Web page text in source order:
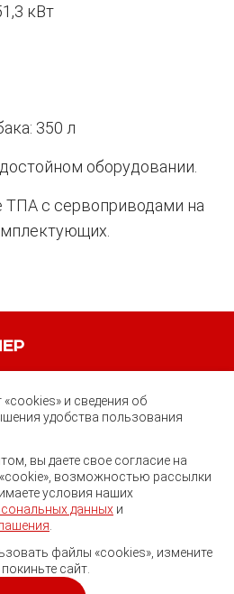
Георгий
Здравствуйте! Готов помочь
Вам. Напишите мне, если у
Вас появятся вопросы.
кВт
350 л
оборудовании.
с сервоприводами на
59
Трейдинг.
и сведения об
удобства пользования
вы даете свое согласие на
возможностью рассылки
условия наших
данных и
файлы «cookies», измените
сайт.